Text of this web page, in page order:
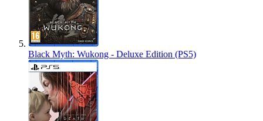
Black Myth: Wukong - Deluxe Edition (PS5)